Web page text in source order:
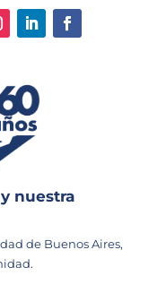
nuestra
de Buenos Aires,